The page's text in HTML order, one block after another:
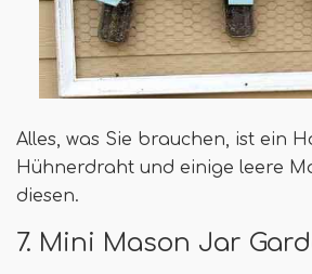
Alles, was Sie brauchen, ist ein
Hühnerdraht und einige leere
diesen.
7. Mini Mason Jar